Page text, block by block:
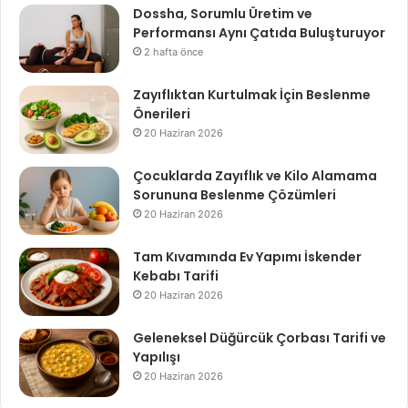
Dossha, Sorumlu Üretim ve
Performansı Aynı Çatıda Buluşturuyor
2 hafta önce
Zayıflıktan Kurtulmak İçin Beslenme
Önerileri
20 Haziran 2026
Çocuklarda Zayıflık ve Kilo Alamama
Sorununa Beslenme Çözümleri
20 Haziran 2026
Tam Kıvamında Ev Yapımı İskender
Kebabı Tarifi
20 Haziran 2026
Geleneksel Düğürcük Çorbası Tarifi ve
Yapılışı
20 Haziran 2026